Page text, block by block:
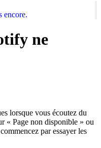
encore.
ne
lorsque vous écoutez du
« Page non disponible » ou
par essayer les